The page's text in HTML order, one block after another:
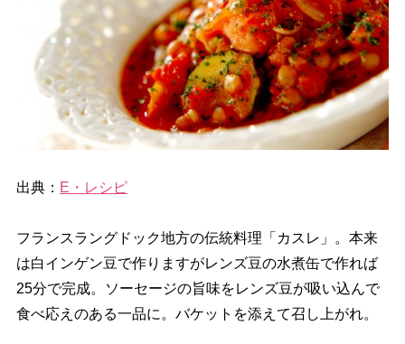
出典： E・レシピ
フランスラングドック地方の伝統料理「カスレ」。本来
は白インゲン豆で作りますがレンズ豆の水煮缶で作れば
25分で完成。ソーセージの旨味をレンズ豆が吸い込んで
食べ応えのある一品に。バケットを添えて召し上がれ。